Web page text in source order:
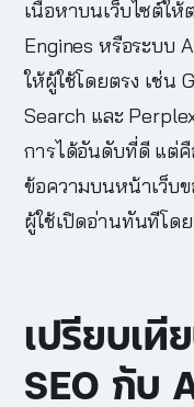
เนื้อหาบนเว็บไซต์ใ
Engines หรือระบบ
ให้ผู้ใช้โดยตรง เช่น
Search และ
การได้อันดับที่ดี แต่คื
ข้อความบนหน้าเว็บข
ผู้ใช้เปิดอ่านทันทีโด
เปรียบเที
SEO กับ